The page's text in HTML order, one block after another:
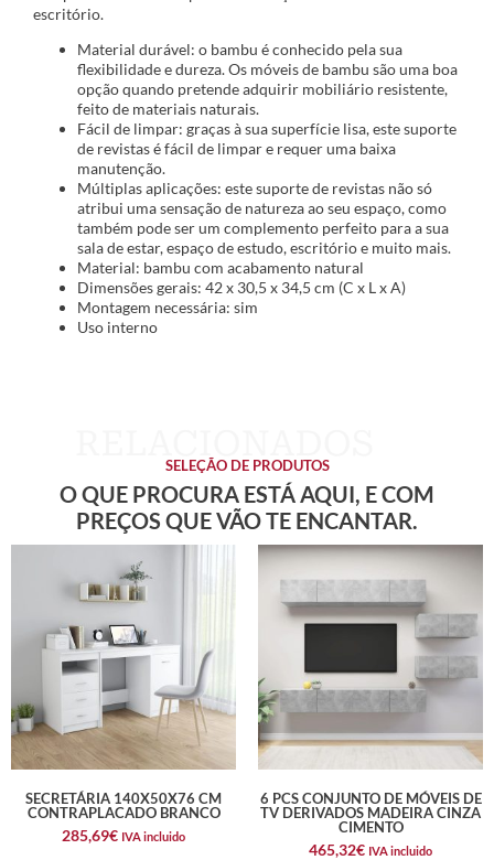
escritório.
Material durável: o bambu é conhecido pela sua
flexibilidade e dureza. Os móveis de bambu são uma boa
opção quando pretende adquirir mobiliário resistente,
feito de materiais naturais.
Fácil de limpar: graças à sua superfície lisa, este suporte
de revistas é fácil de limpar e requer uma baixa
manutenção.
Múltiplas aplicações: este suporte de revistas não só
atribui uma sensação de natureza ao seu espaço, como
também pode ser um complemento perfeito para a sua
sala de estar, espaço de estudo, escritório e muito mais.
Material: bambu com acabamento natural
Dimensões gerais: 42 x 30,5 x 34,5 cm (C x L x A)
Montagem necessária: sim
Uso interno
SELEÇÃO DE PRODUTOS
O QUE PROCURA ESTÁ AQUI, E COM
PREÇOS QUE VÃO TE ENCANTAR.
SECRETÁRIA 140X50X76 CM
CONTRAPLACADO BRANCO
285,69€ IVA incluido
6 PCS CONJUNTO DE MÓVEIS DE
TV DERIVADOS MADEIRA CINZA
CIMENTO
465,32€ IVA incluido